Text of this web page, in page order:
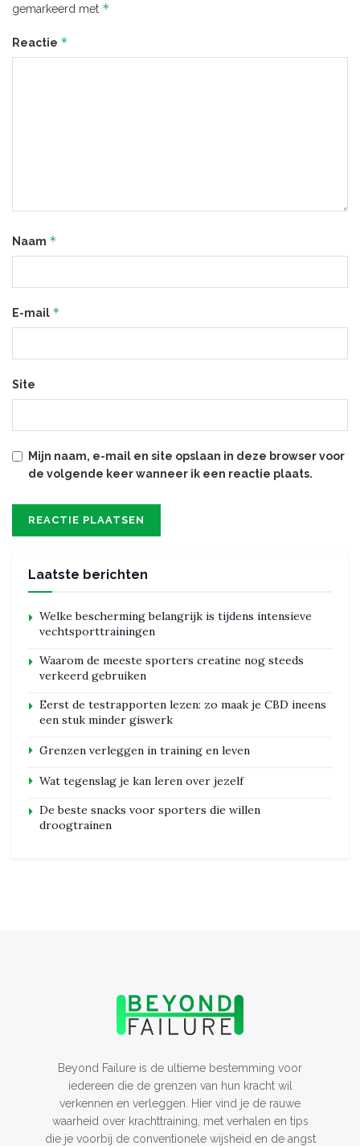
gemarkeerd met *
Reactie *
Naam *
E-mail *
Site
Mijn naam, e-mail en site opslaan in deze browser voor
de volgende keer wanneer ik een reactie plaats.
Laatste berichten
Welke bescherming belangrijk is tijdens intensieve
vechtsporttrainingen
Waarom de meeste sporters creatine nog steeds
verkeerd gebruiken
Eerst de testrapporten lezen: zo maak je CBD ineens
een stuk minder giswerk
Grenzen verleggen in training en leven
Wat tegenslag je kan leren over jezelf
De beste snacks voor sporters die willen
droogtrainen
Beyond Failure is de ultieme bestemming voor
iedereen die de grenzen van hun kracht wil
verkennen en verleggen. Hier vind je de rauwe
waarheid over krachttraining, met verhalen en tips
die je voorbij de conventionele wijsheid en de angst